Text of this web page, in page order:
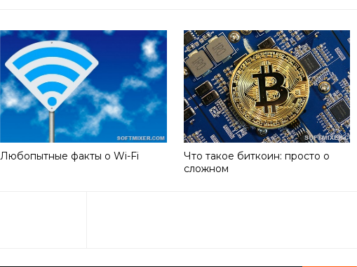
Любопытные факты о Wi-Fi
Что такое биткоин: просто о
сложном